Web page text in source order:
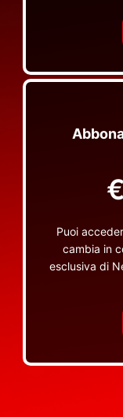
TV
€
Puoi
cambia in
esclusiva di
TV